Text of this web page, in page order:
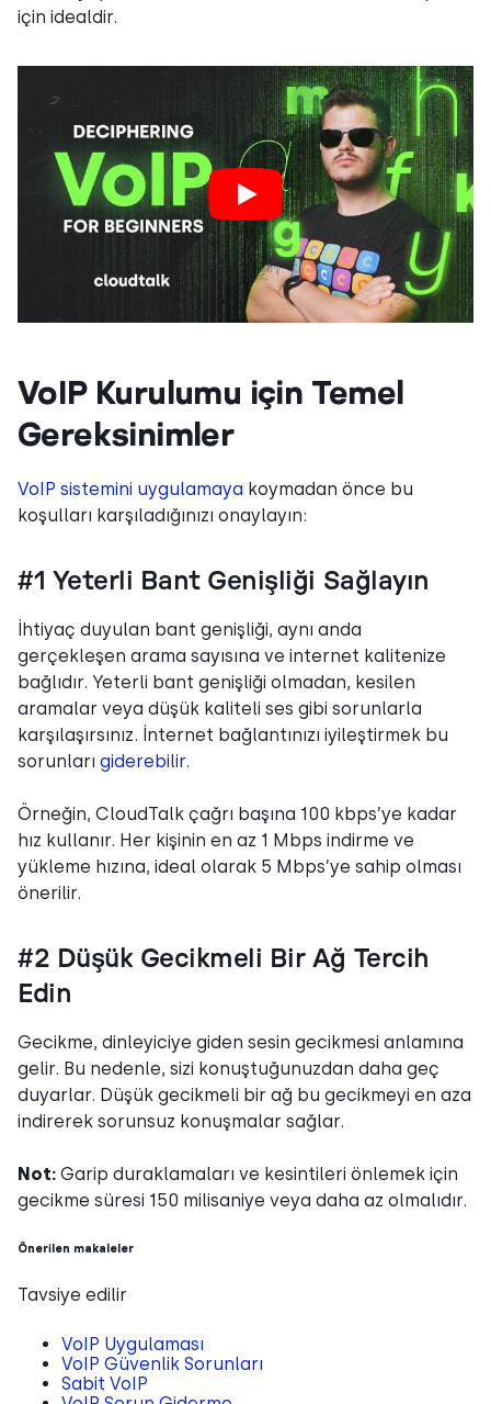
için idealdir.
VoIP Kurulumu için Temel
Gereksinimler
VoIP sistemini uygulamaya koymadan önce bu
koşulları karşıladığınızı onaylayın:
#1 Yeterli Bant Genişliği Sağlayın
İhtiyaç duyulan bant genişliği, aynı anda
gerçekleşen arama sayısına ve internet kalitenize
bağlıdır. Yeterli bant genişliği olmadan, kesilen
aramalar veya düşük kaliteli ses gibi sorunlarla
karşılaşırsınız. İnternet bağlantınızı iyileştirmek bu
sorunları giderebilir.
Örneğin, CloudTalk çağrı başına 100 kbps’ye kadar
hız kullanır. Her kişinin en az 1 Mbps indirme ve
yükleme hızına, ideal olarak 5 Mbps’ye sahip olması
önerilir.
#2 Düşük Gecikmeli Bir Ağ Tercih
Edin
Gecikme, dinleyiciye giden sesin gecikmesi anlamına
gelir. Bu nedenle, sizi konuştuğunuzdan daha geç
duyarlar. Düşük gecikmeli bir ağ bu gecikmeyi en aza
indirerek sorunsuz konuşmalar sağlar.
Not: Garip duraklamaları ve kesintileri önlemek için
gecikme süresi 150 milisaniye veya daha az olmalıdır.
Önerilen makaleler
Tavsiye edilir
VoIP Uygulaması
VoIP Güvenlik Sorunları
Sabit VoIP